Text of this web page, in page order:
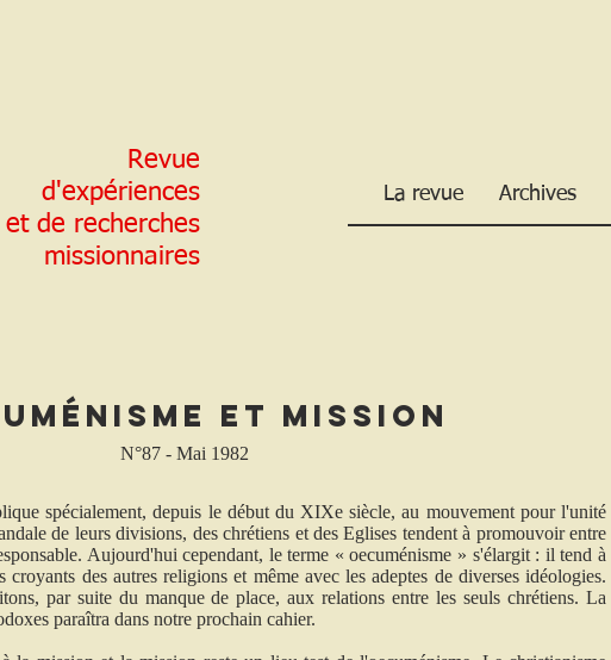
Revue
d'expériences
et de recherches
missionnaires
La revue Archives
et mission
N°87 - Mai 1982
spécialement, depuis le début du XIXe siècle, au mouvement pour l'unité
de leurs divisions, des chrétiens et des Eglises tendent à promouvoir entre
Aujourd'hui cependant, le terme « oecuménisme » s'élargit : il tend à
des autres religions et même avec les adeptes de diverses idéologies.
par suite du manque de place, aux relations entre les seuls chrétiens. La
paraîtra dans notre prochain cahier.